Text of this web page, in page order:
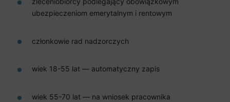
ubezpieczeniom emerytalnym i rentowym
członkowie rad nadzorczych
wiek 18-55 lat — automatyczny zapis
wiek 55-70 lat — na wniosek pracownika